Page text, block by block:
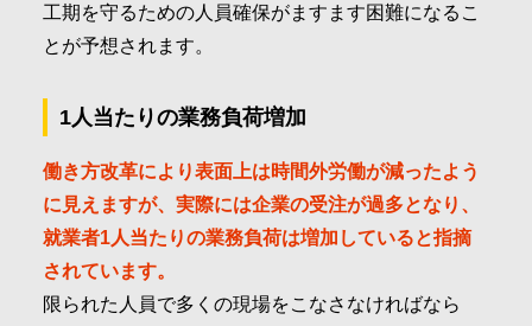
工期を守るための人員確保がますます困難になるこ
とが予想されます。
1人当たりの業務負荷増加
働き方改革により表面上は時間外労働が減ったよう
に見えますが、実際には企業の受注が過多となり、
就業者1人当たりの業務負荷は増加していると指摘
されています。
限られた人員で多くの現場をこなさなければなら